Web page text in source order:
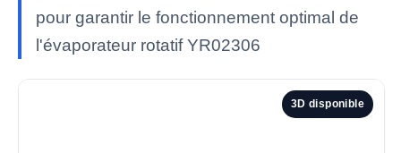
pour garantir le fonctionnement optimal de
l'évaporateur rotatif YR02306
3D disponible